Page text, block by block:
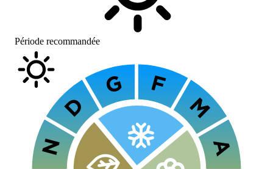
Période recommandée